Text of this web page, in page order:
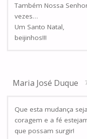
Também Nossa
vezes…
Um Santo Natal,
beijinhos!!!
Maria José Duque
Que esta mudança
coragem e a fé
que possam surgir!